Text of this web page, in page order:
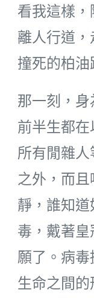
看我這樣
離人行道
撞死的柏油
那一刻，
前半生都
所有閒雜
之外，而
靜，誰知
毒，戴著
願了。病
生命之間